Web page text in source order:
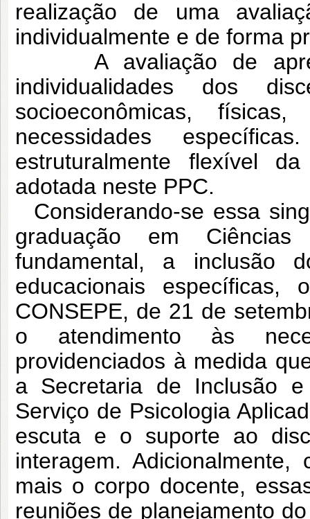
realização de uma
individualmente e de forma
A avaliação de
individualidades dos
socioeconômicas,
necessidades
estruturalmente flexível
adotada neste PPC.
Considerando-se essa
graduação em
fundamental, a inclusão
educacionais
CONSEPE, de 21 de
o atendimento às
providenciados à medida
a Secretaria de Inclusão
Serviço de Psicologia
escuta e o suporte ao
interagem.
mais o corpo docente,
reuniões de planejamento